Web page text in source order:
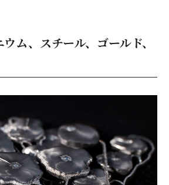
ム、スチール、ゴールド、